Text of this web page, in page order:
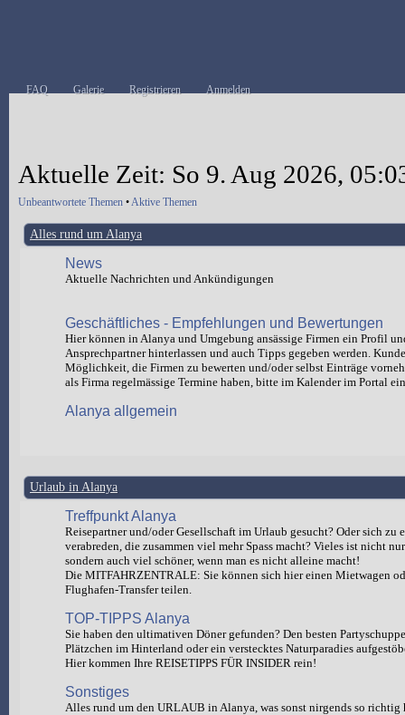
FAQ Galerie Registrieren Anmelden
Aktuelle Zeit: So 9. Aug 2026,
Unbeantwortete Themen •Aktive Themen
Alles rund um Alanya
News
Aktuelle Nachrichten und Ankündigungen
Geschäftliches - Empfehlungen und Bewertungen
Hier können in Alanya und Umgebung ansässige Firmen ein Profil
Ansprechpartner hinterlassen und auch Tipps gegeben werden.
Möglichkeit, die Firmen zu bewerten und/oder selbst Einträge
als Firma regelmässige Termine haben, bitte im Kalender im Portal
Alanya allgemein
Urlaub in Alanya
Treffpunkt Alanya
Reisepartner und/oder Gesellschaft im Urlaub gesucht? Oder sich zu
verabreden, die zusammen viel mehr Spass macht? Vieles ist nicht
sondern auch viel schöner, wenn man es nicht alleine macht!
Die MITFAHRZENTRALE: Sie können sich hier einen Mietwagen
Flughafen-Transfer teilen.
TOP-TIPPS Alanya
Sie haben den ultimativen Döner gefunden? Den besten
Plätzchen im Hinterland oder ein verstecktes Naturparadies
Hier kommen Ihre REISETIPPS FÜR INSIDER rein!
Sonstiges
Alles rund um den URLAUB in Alanya, was sonst nirgends so richtig